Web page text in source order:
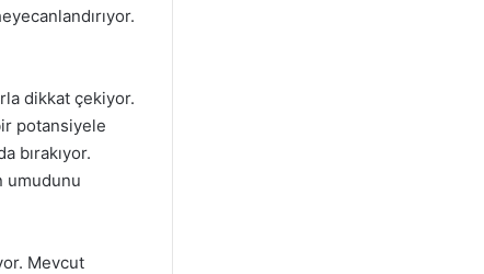
dikkat çekiyor.
potansiyele
bırakıyor.
umudunu
Mevcut